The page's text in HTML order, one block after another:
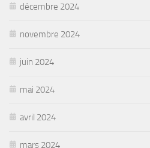
décembre 2024
novembre 2024
juin 2024
mai 2024
avril 2024
mars 2024